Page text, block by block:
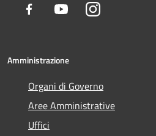
Facebook YoutubeInstagram
Amministrazione
Organi di Governo
Aree Amministrative
Uffici